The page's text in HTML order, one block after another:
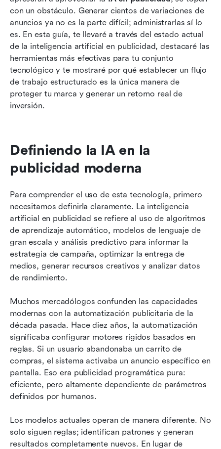
con un obstáculo. Generar cientos de variaciones de
anuncios ya no es la parte difícil; administrarlas sí lo
es. En esta guía, te llevaré a través del estado actual
de la inteligencia artificial en publicidad, destacaré las
herramientas más efectivas para tu conjunto
tecnológico y te mostraré por qué establecer un flujo
de trabajo estructurado es la única manera de
proteger tu marca y generar un retorno real de
inversión.
Definiendo la IA en la
publicidad moderna
Para comprender el uso de esta tecnología, primero
necesitamos definirla claramente. La inteligencia
artificial en publicidad se refiere al uso de algoritmos
de aprendizaje automático, modelos de lenguaje de
gran escala y análisis predictivo para informar la
estrategia de campaña, optimizar la entrega de
medios, generar recursos creativos y analizar datos
de rendimiento.
Muchos mercadólogos confunden las capacidades
modernas con la automatización publicitaria de la
década pasada. Hace diez años, la automatización
significaba configurar motores rígidos basados en
reglas. Si un usuario abandonaba un carrito de
compras, el sistema activaba un anuncio específico en
pantalla. Eso era publicidad programática pura:
eficiente, pero altamente dependiente de parámetros
definidos por humanos.
Los modelos actuales operan de manera diferente. No
solo siguen reglas; identifican patrones y generan
resultados completamente nuevos. En lugar de
El panorama futuro de la publicidad impulsada
por IA
Conclusión
Preguntas frecuentes
Lectura relacionada